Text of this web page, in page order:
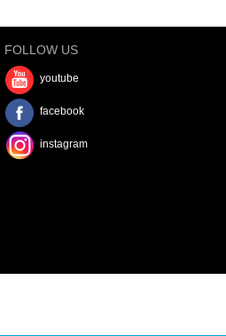
FOLLOW US
youtube
facebook
instagram